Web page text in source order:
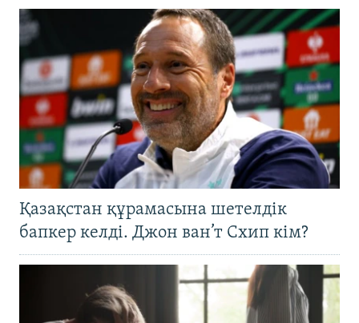
Қазақстан құрамасына шетелдік
бапкер келді. Джон ван’т Схип кім?